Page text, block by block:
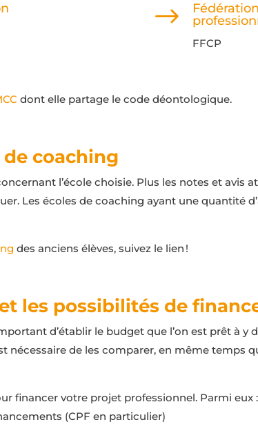
$
FFCP
dont elle partage le code déontologique.
de coaching
l’école choisie. Plus les notes et avis
Les écoles de coaching ayant une quantité
des anciens élèves, suivez le lien !
les possibilités de
d’établir le budget que l’on est prêt à y
nécessaire de les comparer, en même temps
financer votre projet professionnel. Parmi eux
(CPF en particulier)